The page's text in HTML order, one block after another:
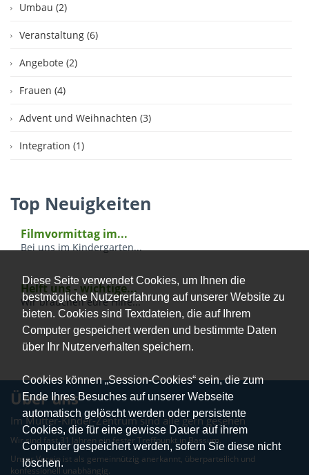
Diese Seite verwendet Cookies, um Ihnen die
bestmögliche Nutzererfahrung auf unserer Website zu
bieten. Cookies sind Textdateien, die auf Ihrem
Computer gespeichert werden und bestimmte Daten
über Ihr Nutzerverhalten speichern.
Cookies können „Session-Cookies“ sein, die zum
Ende Ihres Besuches auf unserer Webseite
automatisch gelöscht werden oder persistente
Cookies, die für eine gewisse Dauer auf ihrem
Computer gespeichert werden, sofern Sie diese nicht
löschen.
Umbau (2)
Veranstaltung (6)
Angebote (2)
Frauen (4)
Advent und Weihnachten (3)
Integration (1)
Top Neuigkeiten
Filmvormittag im...
Bei uns im Kindergarten...
Helft uns - wichtige...
Wir brauchen eure Hilfe...
Über uns
Im Mütter-Kinder-Zentrum sind alle gern gesehen
Wir sind fast 31 Jahren ein fester Treffpunkt in Bassum.
Unser Verein ist als gemeinnützig anerkannt, überparteilich und
konfessionell unabhängig.